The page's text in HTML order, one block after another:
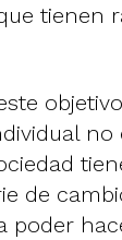
tienen
no
de
poder